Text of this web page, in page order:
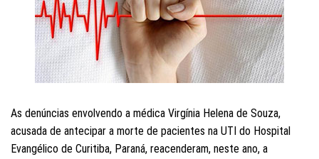
As denúncias envolvendo a médica Virgínia Helena de Souza,
acusada de antecipar a morte de pacientes na UTI do Hospital
Evangélico de Curitiba, Paraná, reacenderam, neste ano, a